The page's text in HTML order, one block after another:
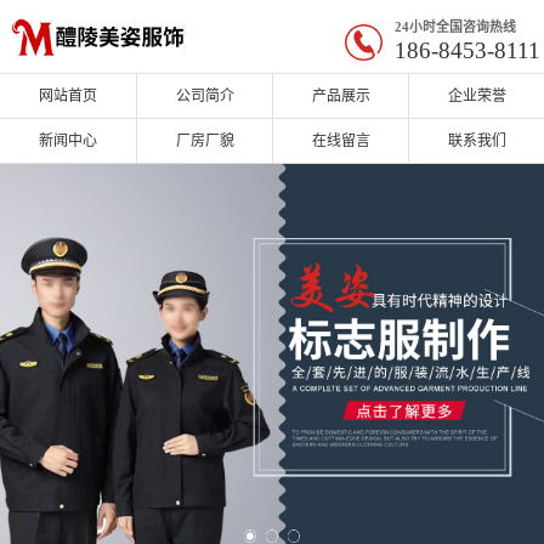
24小时全国咨询热线
186-8453-8111
网站首页 公司简介 产品展示 企业荣誉
新闻中心 厂房厂貌 在线留言 联系我们